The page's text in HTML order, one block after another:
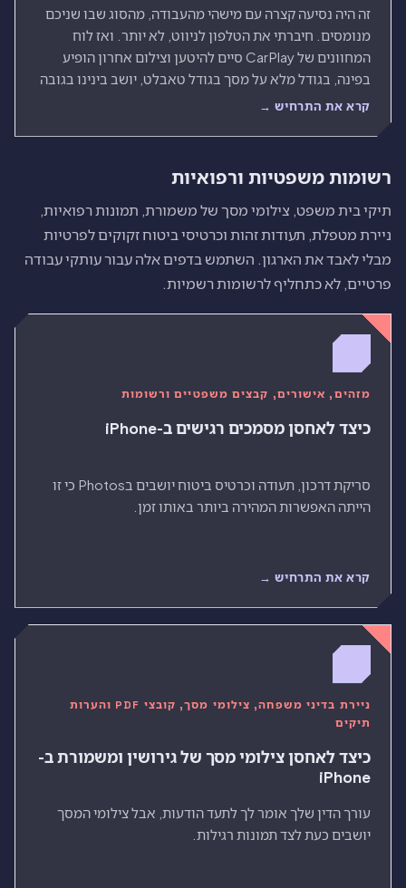
זה היה נסיעה קצרה עם מישהי מהעבודה, מהסוג שבו שניכם
מנומסים. חיברתי את הטלפון לניווט, לא יותר. ואז לוח
המחוונים של CarPlay סיים להיטען וצילום אחרון הופיע
בפינה, בגודל מלא על מסך בגודל טאבלט, יושב בינינו בגובה
העיניים. לא היה מהיר מספיק לגלול אותו, והשתיקה שאחרי
קרא את התרחיש →
רשומות משפטיות ורפואיות
תיקי בית משפט, צילומי מסך של משמורת, תמונות רפואיות,
ניירת מטפלת, תעודות זהות וכרטיסי ביטוח זקוקים לפרטיות
מבלי לאבד את הארגון. השתמש בדפים אלה עבור עותקי עבודה
פרטיים, לא כתחליף לרשומות רשמיות.
מזהים, אישורים, קבצים משפטיים ורשומות
כיצד לאחסן מסמכים רגישים ב-iPhone
סריקת דרכון, תעודה וכרטיס ביטוח יושבים בPhotos כי זו
הייתה האפשרות המהירה ביותר באותו זמן.
קרא את התרחיש →
ניירת בדיני משפחה, צילומי מסך, קובצי PDF והערות
תיקים
כיצד לאחסן צילומי מסך של גירושין ומשמורת ב-
iPhone
עורך הדין שלך אומר לך לתעד הודעות, אבל צילומי המסך
יושבים כעת לצד תמונות רגילות.